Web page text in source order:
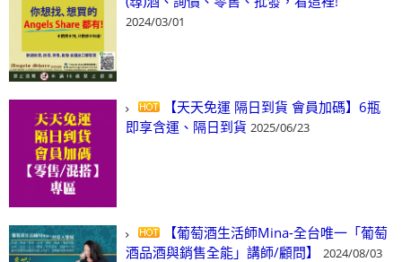
2024/03/01
【天天免運 隔日到貨 會員加碼】6瓶
即享含運、隔日到貨 2025/06/23
【葡萄酒生活師Mina-全台唯一「葡萄
酒品酒與銷售全能」講師/顧問】
2024/08/03